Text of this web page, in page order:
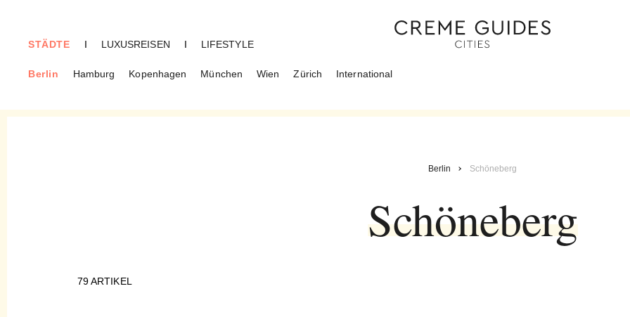
STÄDTE
Berlin Hamburg Kopenhagen München Wien Zürich International
I LUXUSREISEN I LIFESTYLE
Berlin Schöneberg
Schöneberg
79ARTIKEL